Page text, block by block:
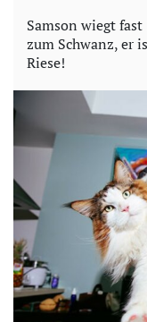
Samson wiegt
zum Schwanz, er
Riese!